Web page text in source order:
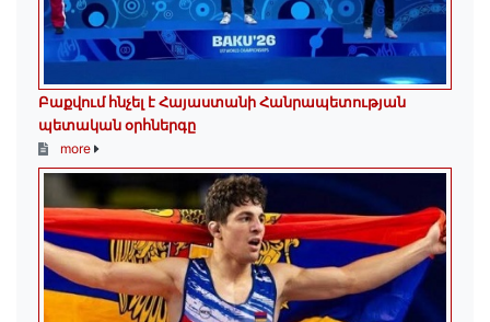
Բաքվում հնչել է Հայաստանի Հանրապետության
պետական օրհներգը
more